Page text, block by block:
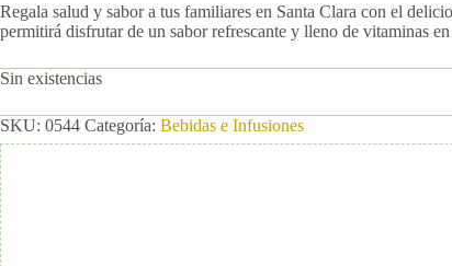
Regala salud y sabor a tus familiares en Santa Clara con el
permitirá disfrutar de un sabor refrescante y lleno de vitaminas
Sin existencias
SKU: 0544 Categoría: Bebidas e Infusiones